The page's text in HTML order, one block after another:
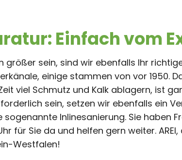
Einfach vom
größer sein, sind wir ebenfalls Ihr
einige stammen von vor 1950.
viel Schmutz und Kalk ablagern, ist
sein, setzen wir ebenfalls ein
sogenannte Inlinesanierung. Sie haben
für Sie da und helfen gern weiter.
Westfalen!